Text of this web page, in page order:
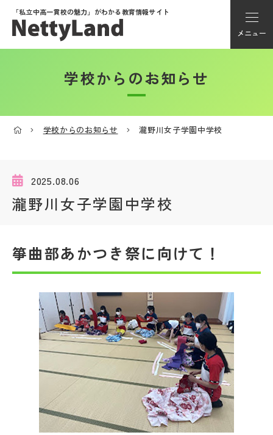
「私立中高一貫校の魅力」がわかる教育情報サイト
メニュー
アカウント登録
学校選び
私学探検隊
帰国生受験情報
説明会・イベント情報
よみもの
学校からのお知らせ
学校からのお知らせ
学校からのお知らせ 瀧野川女子学園中学校
2025.08.06
瀧野川女子学園中学校
箏曲部あかつき祭に向けて！